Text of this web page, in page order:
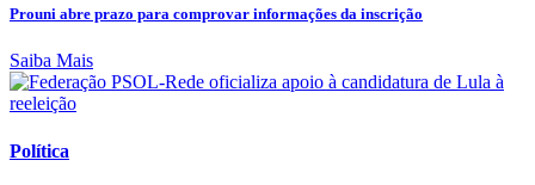
Prouni abre prazo para comprovar informações da inscrição
Saiba Mais
Política